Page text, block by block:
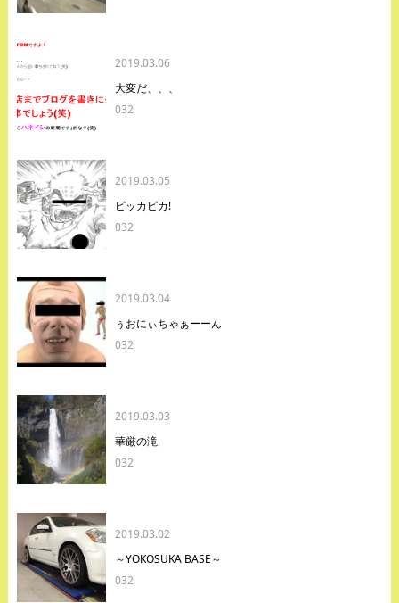
2019.03.06
大変だ、、、
032
2019.03.05
ピッカピカ!
032
2019.03.04
ぅおにぃちゃぁーーん
032
2019.03.03
華厳の滝
032
2019.03.02
～YOKOSUKA BASE～
032